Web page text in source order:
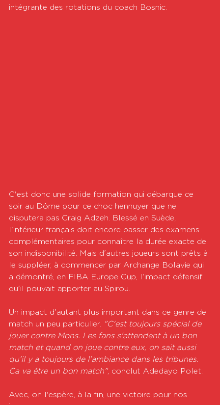
intégrante des rotations du coach Bosnic.
C'est donc une solide formation qui débarque ce
soir au Dôme pour ce choc hennuyer que ne
disputera pas Craig Adzeh. Blessé en Suède,
l'intérieur français doit encore passer des examens
complémentaires pour connaître la durée exacte de
son indisponibilité. Mais d'autres joueurs sont prêts à
le suppléer, à commencer par Archange Bolavie qui
a démontré, en FIBA Europe Cup, l'impact défensif
qu'il pouvait apporter au Spirou.
Un impact d'autant plus important dans ce genre de
match un peu particulier. "C'est toujours spécial de
jouer contre Mons. Les fans s'attendent à un bon
match et quand on joue contre eux, on sait aussi
qu'il y a toujours de l'ambiance dans les tribunes.
Ca va être un bon match", conclut Adedayo Polet.
Avec, on l'espère, à la fin, une victoire pour nos